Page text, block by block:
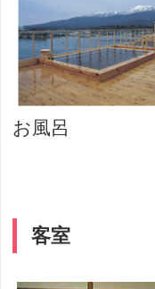
お風呂
客室